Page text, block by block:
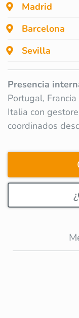
Madrid
Barcelona
Sevilla
Presencia
Portugal, Francia
Italia con
coordinados